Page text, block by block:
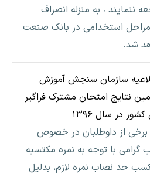
ننمایند ، به منزله انصراف
مراحل استخدامی در بانک صنعت
شد.
مهر ۹۶ -اطلاعیه سازمان سنجش آموزش
نتایج امتحان مشترک فراگیر
در سال ۱۳۹۶
برخی از داوطلبان در خصوص
گرامی با توجه به نمره مکتسبه
حد نصاب نمره لازم، بدلیل